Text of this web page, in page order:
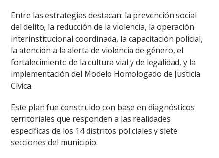
Entre las estrategias destacan: la prevención social
del delito, la reducción de la violencia, la operación
interinstitucional coordinada, la capacitación policial,
la atención a la alerta de violencia de género, el
fortalecimiento de la cultura vial y de legalidad, y la
implementación del Modelo Homologado de Justicia
Cívica.
Este plan fue construido con base en diagnósticos
territoriales que responden a las realidades
específicas de los 14 distritos policiales y siete
secciones del municipio.